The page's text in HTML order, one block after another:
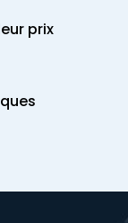
prix